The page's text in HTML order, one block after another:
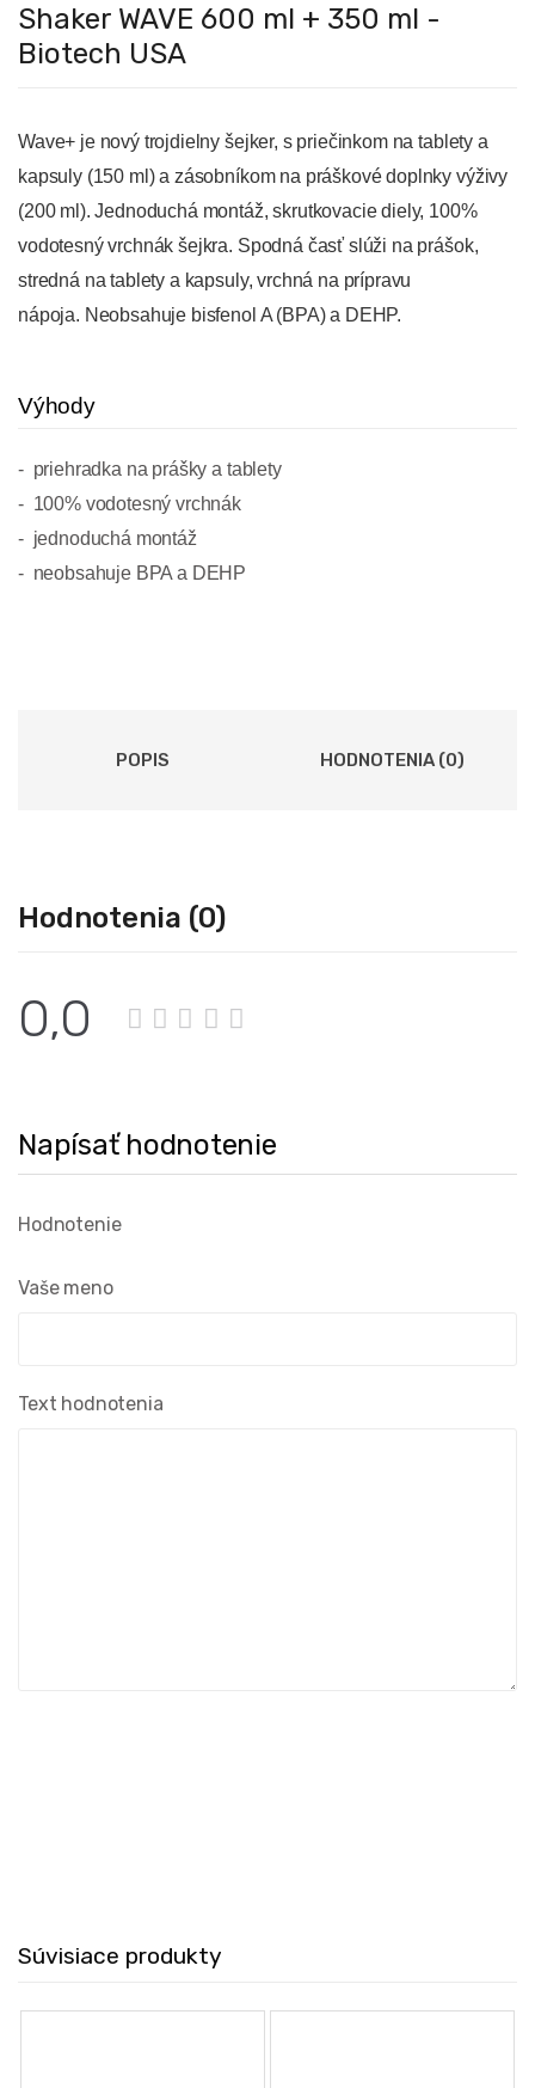
Shaker WAVE 600 ml + 350 ml -
Biotech USA
Wave+ je nový trojdielny šejker, s priečinkom na tablety a
kapsuly (150 ml) a zásobníkom na práškové doplnky výživy
(200 ml).Jednoduchá montáž, skrutkovacie diely, 100%
vodotesný vrchnák šejkra. Spodná časť slúži na prášok,
stredná na tablety a kapsuly, vrchná na prípravu
nápoja. Neobsahuje bisfenol A (BPA) a DEHP.
Výhody
priehradka na prášky a tablety
100% vodotesný vrchnák
jednoduchá montáž
neobsahuje BPA a DEHP
POPIS HODNOTENIA (0)
Hodnotenia (0)
0,0
Napísať hodnotenie
Hodnotenie
Text hodnotenia
Vaše meno
Súvisiace produkty